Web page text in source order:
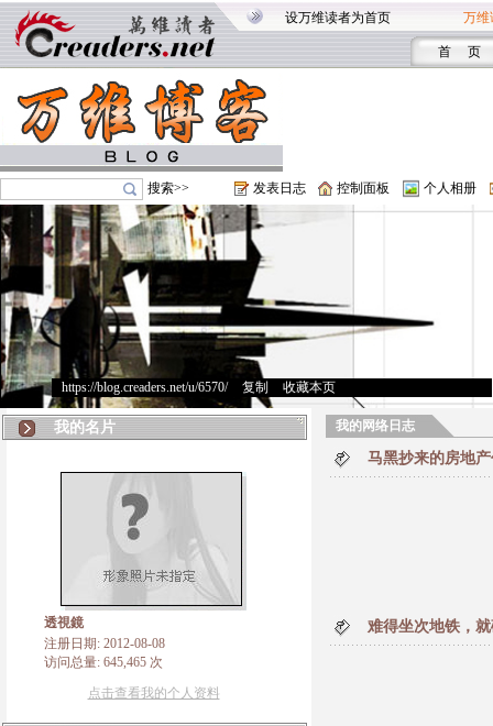
设万维读者为首页 万维
首 页
搜索>> 发表日志 控制面板 个人相册
https://blog.creaders.net/u/6570/> 复制 收藏本页
我的名片
透視鏡
注册日期: 2012-08-08
访问总量: 645,465 次
点击查看我的个人资料
我的网络日志
马黑抄来的房地
难得坐次地铁，